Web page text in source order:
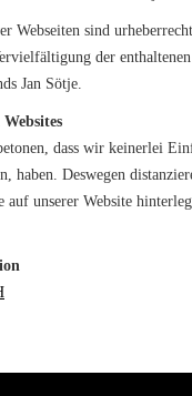
Webseiten sind
der
Jan Sötje.
dass wir keinerlei
haben. Deswegen
unserer Website